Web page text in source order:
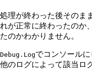
処理が終わった後そのま
れが正常に終わったのか
たのかわかりません。
Debug.Logでコンソール
他のログによって該当ロ